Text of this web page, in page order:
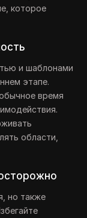
которое
и шаблонами
этапе.
время
области,
но также